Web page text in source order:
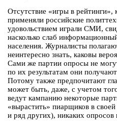
Отсутствие «игры в
применяли российские
удовольствием играли СМИ,
насколько слаб
населения. Журналисты
неинтересно знать, каковы
Сами же партии опросы не
по их результатам они
Потому также предпочитают
может быть, даже, с учетом
ведут кампанию некоторые
«вырастить» пиарщиков в
и ряд других), никаких опросов